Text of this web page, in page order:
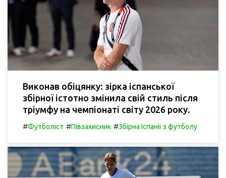
Виконав обіцянку: зірка іспанської
збірної істотно змінила свій стиль після
тріумфу на чемпіонаті світу 2026 року.
#Футболіст #Півзахисник #Збірна Іспанії з футболу